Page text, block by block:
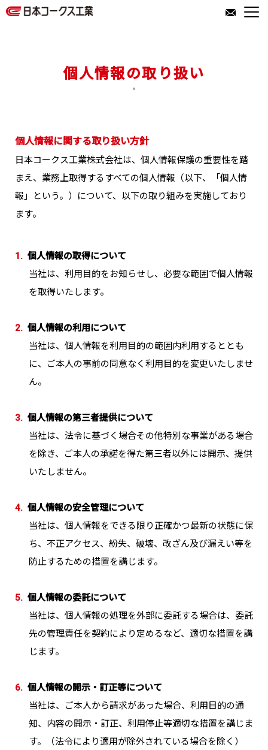
IR情報
サステナビリティ
採用専用サイトへ
JP
個人情報の取り扱い
個人情報に関する取り扱い方針
日本コークス工業株式会社は、個人情報保護の重要性を踏
まえ、業務上取得するすべての個人情報（以下、「個人情
報」という。）について、以下の取り組みを実施しており
ます。
1. 個人情報の取得について
当社は、利用目的をお知らせし、必要な範囲で個人情報
を取得いたします。
2. 個人情報の利用について
当社は、個人情報を利用目的の範囲内利用するととも
に、ご本人の事前の同意なく利用目的を変更いたしませ
ん。
3. 個人情報の第三者提供について
当社は、法令に基づく場合その他特別な事業がある場合
を除き、ご本人の承諾を得た第三者以外には開示、提供
いたしません。
4. 個人情報の安全管理について
当社は、個人情報をできる限り正確かつ最新の状態に保
ち、不正アクセス、紛失、破壊、改ざん及び漏えい等を
防止するための措置を講じます。
5. 個人情報の委託について
当社は、個人情報の処理を外部に委託する場合は、委託
先の管理責任を契約により定めるなど、適切な措置を講
じます。
6. 個人情報の開示・訂正等について
当社は、ご本人から請求があった場合、利用目的の通
知、内容の開示・訂正、利用停止等適切な措置を講じま
す。（法令により適用が除外されている場合を除く）